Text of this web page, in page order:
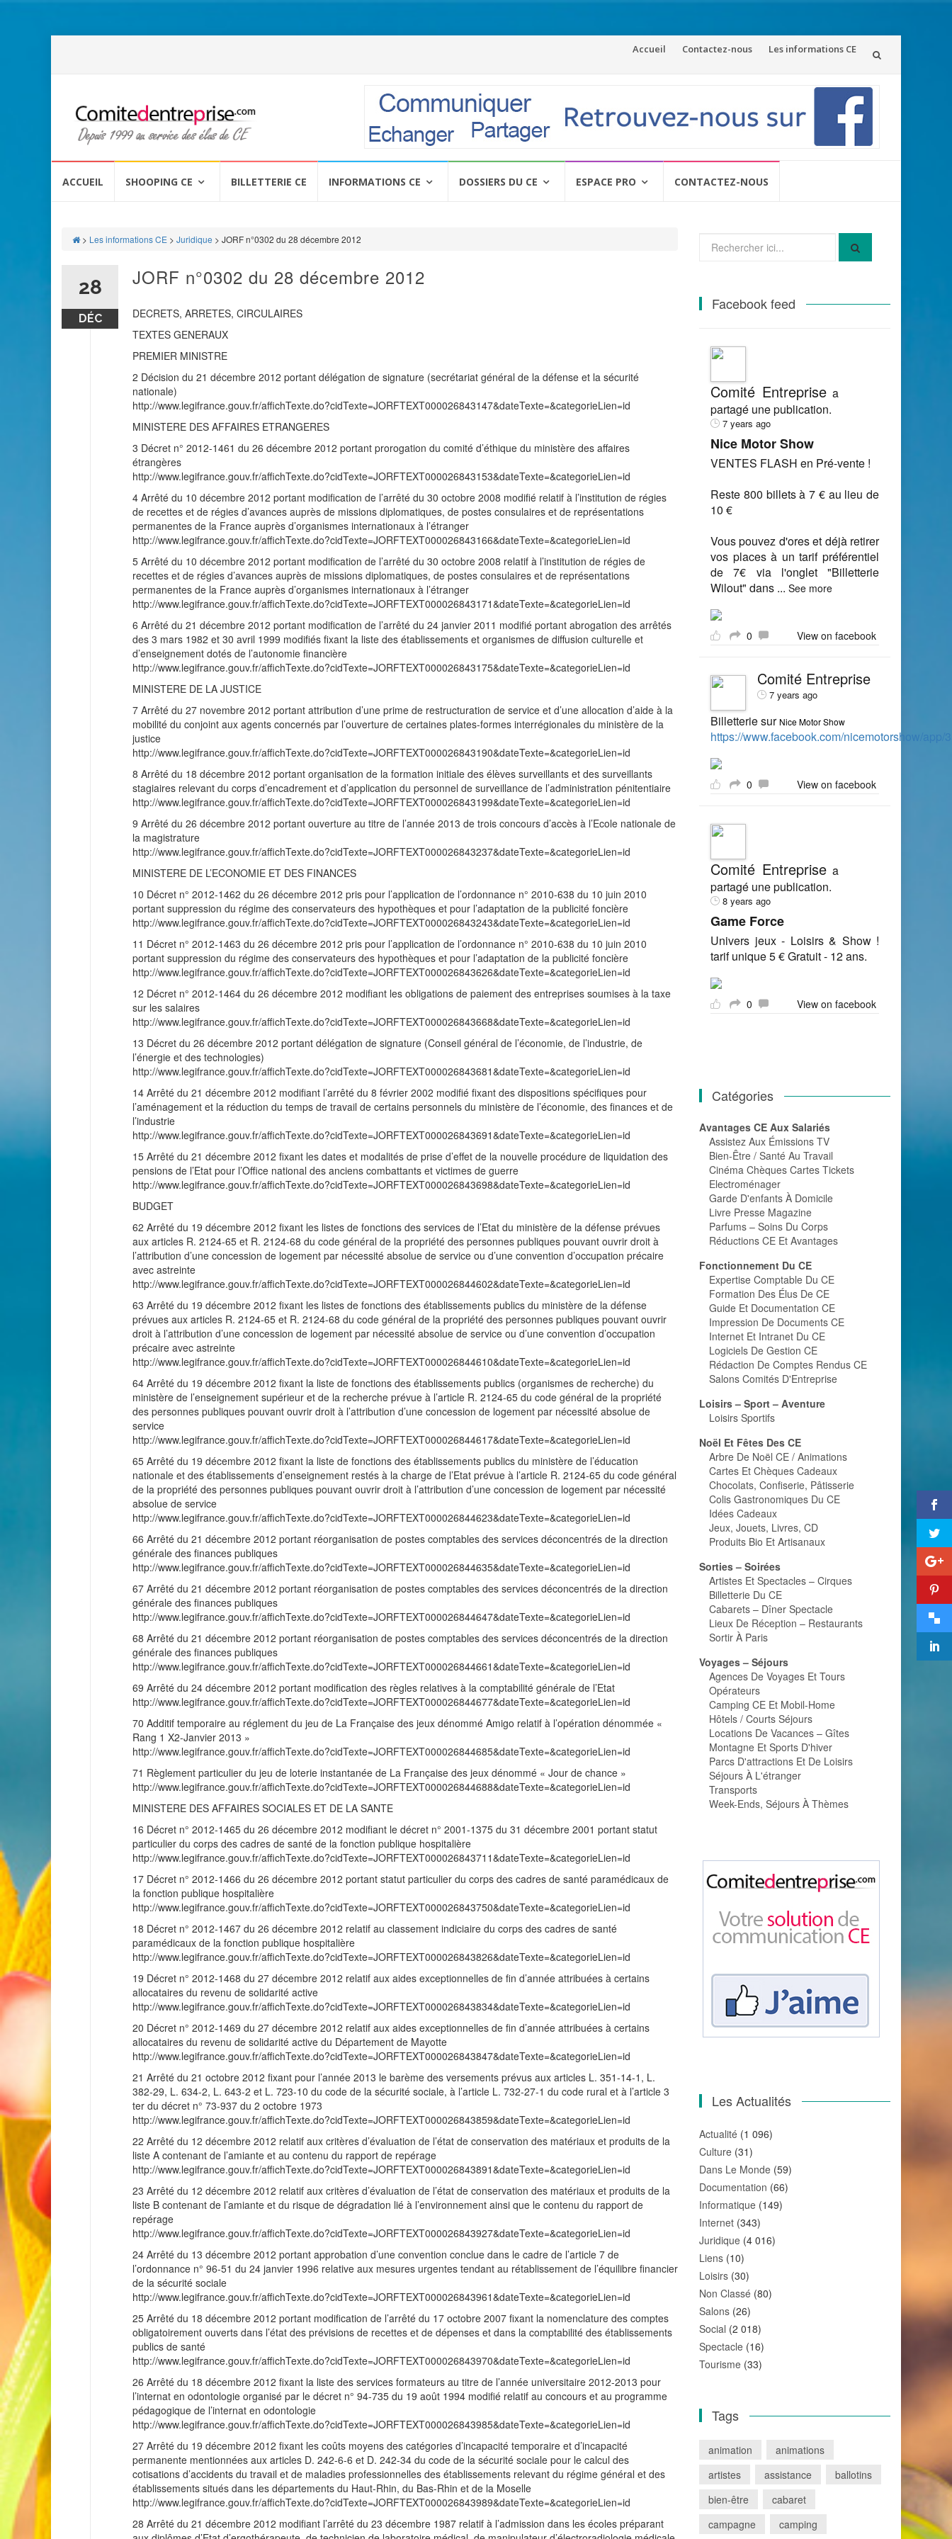
Aller
Accueil Contactez-nous Les informations CE
ACCUEIL SHOOPING CE BILLETTERIE CE INFORMATIONS CE DOSSIERS DU CE ESPACE PRO CONTACTEZ-NOUS
> Les informations CE > Juridique > JORF n°0302 du 28 décembre 2012
28
DÉC
JORF n°0302 du 28 décembre 2012
DECRETS, ARRETES, CIRCULAIRES
TEXTES GENERAUX
PREMIER MINISTRE
2 Décision du 21 décembre 2012 portant délégation de signature (secrétariat général de la défense et la sécurité
nationale)
http://www.legifrance.gouv.fr/affichTexte.do?cidTexte=JORFTEXT000026843147&dateTexte=&categorieLien=id
MINISTERE DES AFFAIRES ETRANGERES
3 Décret n° 2012-1461 du 26 décembre 2012 portant prorogation du comité d’éthique du ministère des affaires
étrangères
http://www.legifrance.gouv.fr/affichTexte.do?cidTexte=JORFTEXT000026843153&dateTexte=&categorieLien=id
4 Arrêté du 10 décembre 2012 portant modification de l’arrêté du 30 octobre 2008 modifié relatif à l’institution de régies
de recettes et de régies d’avances auprès de missions diplomatiques, de postes consulaires et de représentations
permanentes de la France auprès d’organismes internationaux à l’étranger
http://www.legifrance.gouv.fr/affichTexte.do?cidTexte=JORFTEXT000026843166&dateTexte=&categorieLien=id
5 Arrêté du 10 décembre 2012 portant modification de l’arrêté du 30 octobre 2008 relatif à l’institution de régies de
recettes et de régies d’avances auprès de missions diplomatiques, de postes consulaires et de représentations
permanentes de la France auprès d’organismes internationaux à l’étranger
http://www.legifrance.gouv.fr/affichTexte.do?cidTexte=JORFTEXT000026843171&dateTexte=&categorieLien=id
6 Arrêté du 21 décembre 2012 portant modification de l’arrêté du 24 janvier 2011 modifié portant abrogation des arrêtés
des 3 mars 1982 et 30 avril 1999 modifiés fixant la liste des établissements et organismes de diffusion culturelle et
d’enseignement dotés de l’autonomie financière
http://www.legifrance.gouv.fr/affichTexte.do?cidTexte=JORFTEXT000026843175&dateTexte=&categorieLien=id
MINISTERE DE LA JUSTICE
7 Arrêté du 27 novembre 2012 portant attribution d’une prime de restructuration de service et d’une allocation d’aide à la
mobilité du conjoint aux agents concernés par l’ouverture de certaines plates-formes interrégionales du ministère de la
justice
http://www.legifrance.gouv.fr/affichTexte.do?cidTexte=JORFTEXT000026843190&dateTexte=&categorieLien=id
8 Arrêté du 18 décembre 2012 portant organisation de la formation initiale des élèves surveillants et des surveillants
stagiaires relevant du corps d’encadrement et d’application du personnel de surveillance de l’administration pénitentiaire
http://www.legifrance.gouv.fr/affichTexte.do?cidTexte=JORFTEXT000026843199&dateTexte=&categorieLien=id
9 Arrêté du 26 décembre 2012 portant ouverture au titre de l’année 2013 de trois concours d’accès à l’Ecole nationale de
la magistrature
http://www.legifrance.gouv.fr/affichTexte.do?cidTexte=JORFTEXT000026843237&dateTexte=&categorieLien=id
MINISTERE DE L’ECONOMIE ET DES FINANCES
10 Décret n° 2012-1462 du 26 décembre 2012 pris pour l’application de l’ordonnance n° 2010-638 du 10 juin 2010
portant suppression du régime des conservateurs des hypothèques et pour l’adaptation de la publicité foncière
http://www.legifrance.gouv.fr/affichTexte.do?cidTexte=JORFTEXT000026843243&dateTexte=&categorieLien=id
11 Décret n° 2012-1463 du 26 décembre 2012 pris pour l’application de l’ordonnance n° 2010-638 du 10 juin 2010
portant suppression du régime des conservateurs des hypothèques et pour l’adaptation de la publicité foncière
http://www.legifrance.gouv.fr/affichTexte.do?cidTexte=JORFTEXT000026843626&dateTexte=&categorieLien=id
12 Décret n° 2012-1464 du 26 décembre 2012 modifiant les obligations de paiement des entreprises soumises à la taxe
sur les salaires
http://www.legifrance.gouv.fr/affichTexte.do?cidTexte=JORFTEXT000026843668&dateTexte=&categorieLien=id
13 Décret du 26 décembre 2012 portant délégation de signature (Conseil général de l’économie, de l’industrie, de
l’énergie et des technologies)
http://www.legifrance.gouv.fr/affichTexte.do?cidTexte=JORFTEXT000026843681&dateTexte=&categorieLien=id
14 Arrêté du 21 décembre 2012 modifiant l’arrêté du 8 février 2002 modifié fixant des dispositions spécifiques pour
l’aménagement et la réduction du temps de travail de certains personnels du ministère de l’économie, des finances et de
l’industrie
http://www.legifrance.gouv.fr/affichTexte.do?cidTexte=JORFTEXT000026843691&dateTexte=&categorieLien=id
15 Arrêté du 21 décembre 2012 fixant les dates et modalités de prise d’effet de la nouvelle procédure de liquidation des
pensions de l’Etat pour l’Office national des anciens combattants et victimes de guerre
http://www.legifrance.gouv.fr/affichTexte.do?cidTexte=JORFTEXT000026843698&dateTexte=&categorieLien=id
BUDGET
62 Arrêté du 19 décembre 2012 fixant les listes de fonctions des services de l’Etat du ministère de la défense prévues
aux articles R. 2124-65 et R. 2124-68 du code général de la propriété des personnes publiques pouvant ouvrir droit à
l’attribution d’une concession de logement par nécessité absolue de service ou d’une convention d’occupation précaire
avec astreinte
http://www.legifrance.gouv.fr/affichTexte.do?cidTexte=JORFTEXT000026844602&dateTexte=&categorieLien=id
63 Arrêté du 19 décembre 2012 fixant les listes de fonctions des établissements publics du ministère de la défense
prévues aux articles R. 2124-65 et R. 2124-68 du code général de la propriété des personnes publiques pouvant ouvrir
droit à l’attribution d’une concession de logement par nécessité absolue de service ou d’une convention d’occupation
précaire avec astreinte
http://www.legifrance.gouv.fr/affichTexte.do?cidTexte=JORFTEXT000026844610&dateTexte=&categorieLien=id
64 Arrêté du 19 décembre 2012 fixant la liste de fonctions des établissements publics (organismes de recherche) du
ministère de l’enseignement supérieur et de la recherche prévue à l’article R. 2124-65 du code général de la propriété
des personnes publiques pouvant ouvrir droit à l’attribution d’une concession de logement par nécessité absolue de
service
http://www.legifrance.gouv.fr/affichTexte.do?cidTexte=JORFTEXT000026844617&dateTexte=&categorieLien=id
65 Arrêté du 19 décembre 2012 fixant la liste de fonctions des établissements publics du ministère de l’éducation
nationale et des établissements d’enseignement restés à la charge de l’Etat prévue à l’article R. 2124-65 du code général
de la propriété des personnes publiques pouvant ouvrir droit à l’attribution d’une concession de logement par nécessité
absolue de service
http://www.legifrance.gouv.fr/affichTexte.do?cidTexte=JORFTEXT000026844623&dateTexte=&categorieLien=id
66 Arrêté du 21 décembre 2012 portant réorganisation de postes comptables des services déconcentrés de la direction
générale des finances publiques
http://www.legifrance.gouv.fr/affichTexte.do?cidTexte=JORFTEXT000026844635&dateTexte=&categorieLien=id
67 Arrêté du 21 décembre 2012 portant réorganisation de postes comptables des services déconcentrés de la direction
générale des finances publiques
http://www.legifrance.gouv.fr/affichTexte.do?cidTexte=JORFTEXT000026844647&dateTexte=&categorieLien=id
68 Arrêté du 21 décembre 2012 portant réorganisation de postes comptables des services déconcentrés de la direction
générale des finances publiques
http://www.legifrance.gouv.fr/affichTexte.do?cidTexte=JORFTEXT000026844661&dateTexte=&categorieLien=id
69 Arrêté du 24 décembre 2012 portant modification des règles relatives à la comptabilité générale de l’Etat
http://www.legifrance.gouv.fr/affichTexte.do?cidTexte=JORFTEXT000026844677&dateTexte=&categorieLien=id
70 Additif temporaire au réglement du jeu de La Française des jeux dénommé Amigo relatif à l’opération dénommée «
Rang 1 X2-Janvier 2013 »
http://www.legifrance.gouv.fr/affichTexte.do?cidTexte=JORFTEXT000026844685&dateTexte=&categorieLien=id
71 Règlement particulier du jeu de loterie instantanée de La Française des jeux dénommé « Jour de chance »
http://www.legifrance.gouv.fr/affichTexte.do?cidTexte=JORFTEXT000026844688&dateTexte=&categorieLien=id
MINISTERE DES AFFAIRES SOCIALES ET DE LA SANTE
16 Décret n° 2012-1465 du 26 décembre 2012 modifiant le décret n° 2001-1375 du 31 décembre 2001 portant statut
particulier du corps des cadres de santé de la fonction publique hospitalière
http://www.legifrance.gouv.fr/affichTexte.do?cidTexte=JORFTEXT000026843711&dateTexte=&categorieLien=id
17 Décret n° 2012-1466 du 26 décembre 2012 portant statut particulier du corps des cadres de santé paramédicaux de
la fonction publique hospitalière
http://www.legifrance.gouv.fr/affichTexte.do?cidTexte=JORFTEXT000026843750&dateTexte=&categorieLien=id
18 Décret n° 2012-1467 du 26 décembre 2012 relatif au classement indiciaire du corps des cadres de santé
paramédicaux de la fonction publique hospitalière
http://www.legifrance.gouv.fr/affichTexte.do?cidTexte=JORFTEXT000026843826&dateTexte=&categorieLien=id
19 Décret n° 2012-1468 du 27 décembre 2012 relatif aux aides exceptionnelles de fin d’année attribuées à certains
allocataires du revenu de solidarité active
http://www.legifrance.gouv.fr/affichTexte.do?cidTexte=JORFTEXT000026843834&dateTexte=&categorieLien=id
20 Décret n° 2012-1469 du 27 décembre 2012 relatif aux aides exceptionnelles de fin d’année attribuées à certains
allocataires du revenu de solidarité active du Département de Mayotte
http://www.legifrance.gouv.fr/affichTexte.do?cidTexte=JORFTEXT000026843847&dateTexte=&categorieLien=id
21 Arrêté du 21 octobre 2012 fixant pour l’année 2013 le barème des versements prévus aux articles L. 351-14-1, L.
382-29, L. 634-2, L. 643-2 et L. 723-10 du code de la sécurité sociale, à l’article L. 732-27-1 du code rural et à l’article 3
ter du décret n° 73-937 du 2 octobre 1973
http://www.legifrance.gouv.fr/affichTexte.do?cidTexte=JORFTEXT000026843859&dateTexte=&categorieLien=id
22 Arrêté du 12 décembre 2012 relatif aux critères d’évaluation de l’état de conservation des matériaux et produits de la
liste A contenant de l’amiante et au contenu du rapport de repérage
http://www.legifrance.gouv.fr/affichTexte.do?cidTexte=JORFTEXT000026843891&dateTexte=&categorieLien=id
23 Arrêté du 12 décembre 2012 relatif aux critères d’évaluation de l’état de conservation des matériaux et produits de la
liste B contenant de l’amiante et du risque de dégradation lié à l’environnement ainsi que le contenu du rapport de
repérage
http://www.legifrance.gouv.fr/affichTexte.do?cidTexte=JORFTEXT000026843927&dateTexte=&categorieLien=id
24 Arrêté du 13 décembre 2012 portant approbation d’une convention conclue dans le cadre de l’article 7 de
l’ordonnance n° 96-51 du 24 janvier 1996 relative aux mesures urgentes tendant au rétablissement de l’équilibre financier
de la sécurité sociale
http://www.legifrance.gouv.fr/affichTexte.do?cidTexte=JORFTEXT000026843961&dateTexte=&categorieLien=id
25 Arrêté du 18 décembre 2012 portant modification de l’arrêté du 17 octobre 2007 fixant la nomenclature des comptes
obligatoirement ouverts dans l’état des prévisions de recettes et de dépenses et dans la comptabilité des établissements
publics de santé
http://www.legifrance.gouv.fr/affichTexte.do?cidTexte=JORFTEXT000026843970&dateTexte=&categorieLien=id
26 Arrêté du 18 décembre 2012 fixant la liste des services formateurs au titre de l’année universitaire 2012-2013 pour
l’internat en odontologie organisé par le décret n° 94-735 du 19 août 1994 modifié relatif au concours et au programme
pédagogique de l’internat en odontologie
http://www.legifrance.gouv.fr/affichTexte.do?cidTexte=JORFTEXT000026843985&dateTexte=&categorieLien=id
27 Arrêté du 19 décembre 2012 fixant les coûts moyens des catégories d’incapacité temporaire et d’incapacité
permanente mentionnées aux articles D. 242-6-6 et D. 242-34 du code de la sécurité sociale pour le calcul des
cotisations d’accidents du travail et de maladies professionnelles des établissements relevant du régime général et des
établissements situés dans les départements du Haut-Rhin, du Bas-Rhin et de la Moselle
http://www.legifrance.gouv.fr/affichTexte.do?cidTexte=JORFTEXT000026843989&dateTexte=&categorieLien=id
28 Arrêté du 21 décembre 2012 modifiant l’arrêté du 23 décembre 1987 relatif à l’admission dans les écoles préparant
pour
Facebook feed
Comité Entreprisea
partagé une publication.
7 years ago
Nice Motor Show
VENTES FLASH en Pré-vente !
Reste 800 billets à 7 € au lieu de
10 €
Vous pouvez d'ores et déjà retirer
vos places à un tarif préférentiel
de 7€ via l'onglet "Billetterie
Wilout" dans ... See more
0 View on facebook
Comité Entreprise
7 years ago
Billetterie sur Nice Motor Show
https://www.facebook.com/nicemotorshow/app/
0 View on facebook
Comité Entreprisea
partagé une publication.
8 years ago
Game Force
Univers jeux - Loisirs & Show !
tarif unique 5 € Gratuit - 12 ans.
0 View on facebook
Catégories
Avantages CE Aux Salariés
Assistez Aux Émissions TV
Bien-Être / Santé Au Travail
Cinéma Chèques Cartes Tickets
Electroménager
Garde D'enfants À Domicile
Livre Presse Magazine
Parfums – Soins Du Corps
Réductions CE Et Avantages
Fonctionnement Du CE
Expertise Comptable Du CE
Formation Des Élus De CE
Guide Et Documentation CE
Impression De Documents CE
Internet Et Intranet Du CE
Logiciels De Gestion CE
Rédaction De Comptes Rendus CE
Salons Comités D'Entreprise
Loisirs – Sport – Aventure
Loisirs Sportifs
Noël Et Fêtes Des CE
Arbre De Noël CE / Animations
Cartes Et Chèques Cadeaux
Chocolats, Confiserie, Pâtisserie
Colis Gastronomiques Du CE
Idées Cadeaux
Jeux, Jouets, Livres, CD
Produits Bio Et Artisanaux
Sorties – Soirées
Artistes Et Spectacles – Cirques
Billetterie Du CE
Cabarets – Dîner Spectacle
Lieux De Réception – Restaurants
Sortir À Paris
Voyages – Séjours
Agences De Voyages Et Tours
Opérateurs
Camping CE Et Mobil-Home
Hôtels / Courts Séjours
Locations De Vacances – Gîtes
Montagne Et Sports D'hiver
Parcs D'attractions Et De Loisirs
Séjours À L'étranger
Transports
Week-Ends, Séjours À Thèmes
Les Actualités
Actualité (1 096)
Culture (31)
Dans Le Monde (59)
Documentation (66)
Informatique (149)
Internet (343)
Juridique (4 016)
Liens (10)
Loisirs (30)
Non Classé (80)
Salons (26)
Social (2 018)
Spectacle (16)
Tourisme (33)
Tags
animation
animations
artistes
assistance
ballotins
bien-être
cabaret
campagne
camping